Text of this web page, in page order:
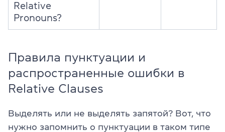
Relative
Pronouns?
Правила пунктуации и
распространенные ошибки в
Relative Clauses
Выделять или не выделять запятой? Вот, что
нужно запомнить о пунктуации в таком типе